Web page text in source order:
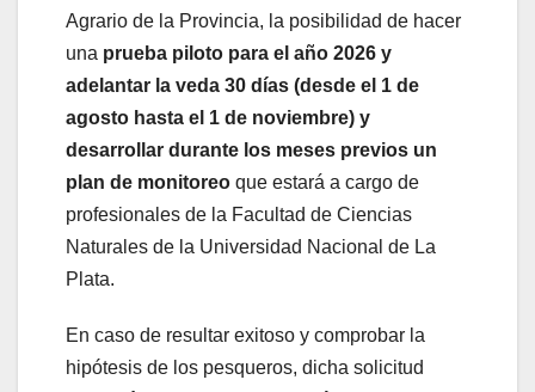
Agrario de la Provincia, la posibilidad de hacer
una prueba piloto para el año 2026 y
adelantar la veda 30 días (desde el 1 de
agosto hasta el 1 de noviembre) y
desarrollar durante los meses previos un
plan de monitoreo que estará a cargo de
profesionales de la Facultad de Ciencias
Naturales de la Universidad Nacional de La
Plata.
En caso de resultar exitoso y comprobar la
hipótesis de los pesqueros, dicha solicitud